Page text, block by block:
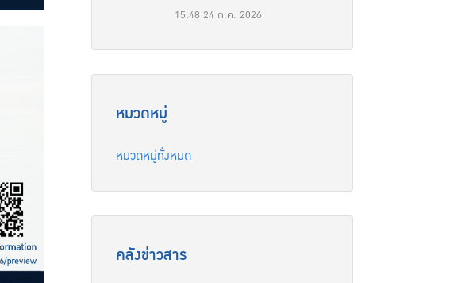
15:48 24 ก.ค. 2026
หมวดหมู่
หมวดหมู่ทั้งหมด
คลังข่าวสาร